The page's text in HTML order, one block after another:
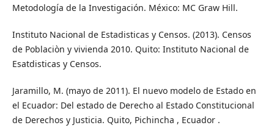
Metodología de la Investigación. México: MC Graw Hill.
Instituto Nacional de Estadisticas y Censos. (2013). Censos
de Poblaciòn y vivienda 2010. Quito: Instituto Nacional de
Esatdisticas y Censos.
Jaramillo, M. (mayo de 2011). El nuevo modelo de Estado en
el Ecuador: Del estado de Derecho al Estado Constitucional
de Derechos y Justicia. Quito, Pichincha , Ecuador .